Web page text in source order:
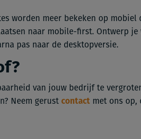
worden meer bekeken op mobiel
naar mobile-first. Ontwerp je
pas naar de desktopversie.
van jouw bedrijf te
Neem gerust contact met ons op,